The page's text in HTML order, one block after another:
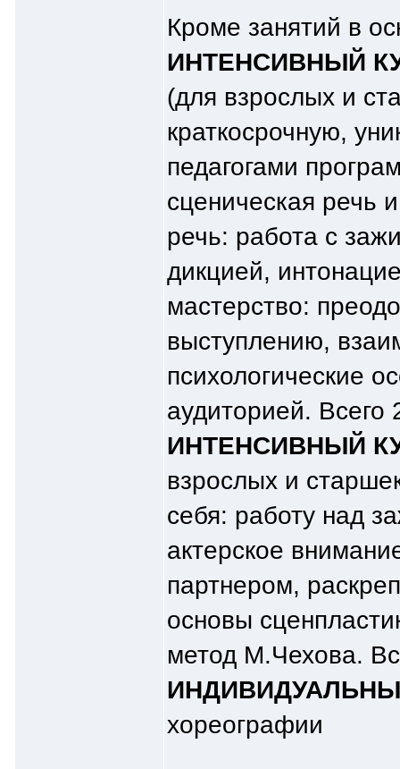
Кроме занятий в
ИНТЕНСИВНЫЙ
(для взрослых и
краткосрочную,
педагогами
сценическая речь
речь: работа с
дикцией,
мастерство:
выступлению,
психологические
аудиторией.
ИНТЕНСИВНЫЙ
взрослых и
себя: работу над
актерское
партнером,
основы
метод М.Чехова.
хореографии